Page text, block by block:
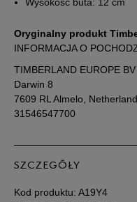
41 26,5 cm
Podane w
Oryginalny produkt
INFORMACJA O
TIMBERLAND EUROPE BV
Darwin 8
7609 RL Almelo,
31546547700
SZCZEGÓŁY
Kod produktu: A19Y4